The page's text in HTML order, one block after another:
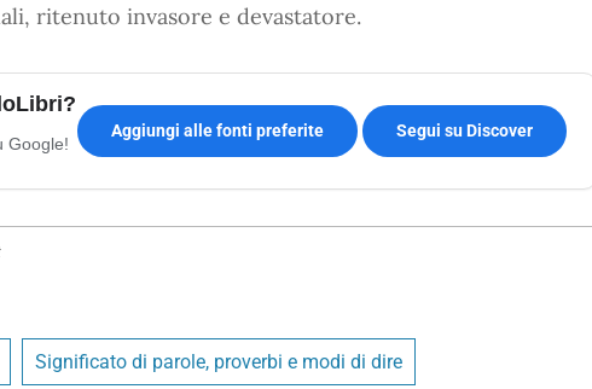
ritenuto invasore e devastatore.
Google!
Aggiungi alle fonti preferite Segui su Discover
Significato di parole, proverbi e modi di dire